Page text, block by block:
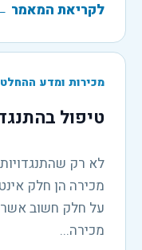
לקריאת המאמר
מכירות ומדע
טיפול
לא רק
מכירה הן חלק
על חלק חשוב
מכירה...